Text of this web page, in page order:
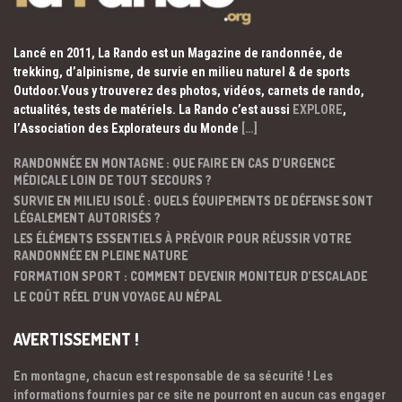
Lancé en 2011, La Rando est un Magazine de randonnée, de
trekking, d’alpinisme, de survie en milieu naturel & de sports
Outdoor.Vous y trouverez des photos, vidéos, carnets de rando,
actualités, tests de matériels. La Rando c’est aussi EXPLORE,
l’Association des Explorateurs du Monde […]
RANDONNÉE EN MONTAGNE : QUE FAIRE EN CAS D’URGENCE
MÉDICALE LOIN DE TOUT SECOURS ?
SURVIE EN MILIEU ISOLÉ : QUELS ÉQUIPEMENTS DE DÉFENSE SONT
LÉGALEMENT AUTORISÉS ?
LES ÉLÉMENTS ESSENTIELS À PRÉVOIR POUR RÉUSSIR VOTRE
RANDONNÉE EN PLEINE NATURE
FORMATION SPORT : COMMENT DEVENIR MONITEUR D’ESCALADE
LE COÛT RÉEL D’UN VOYAGE AU NÉPAL
AVERTISSEMENT !
En montagne, chacun est responsable de sa sécurité ! Les
informations fournies par ce site ne pourront en aucun cas engager